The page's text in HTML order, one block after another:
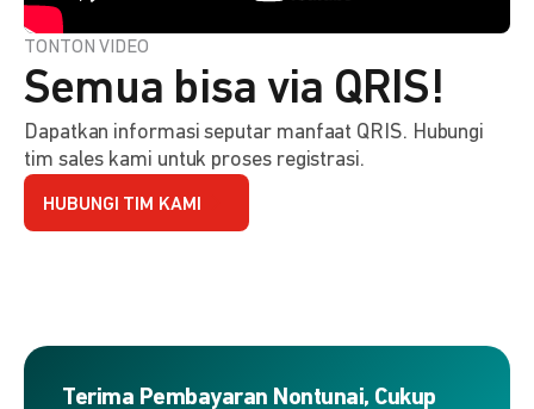
TONTON VIDEO
Semua bisa via QRIS!
Dapatkan informasi seputar manfaat QRIS. Hubungi
tim sales kami untuk proses registrasi.
HUBUNGI TIM KAMI
Terima Pembayaran Nontunai, Cukup